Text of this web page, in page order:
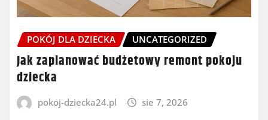
POKÓJ DLA DZIECKA UNCATEGORIZED
Jak zaplanować budżetowy remont pokoju
dziecka
pokoj-dziecka24.pl sie 7, 2026